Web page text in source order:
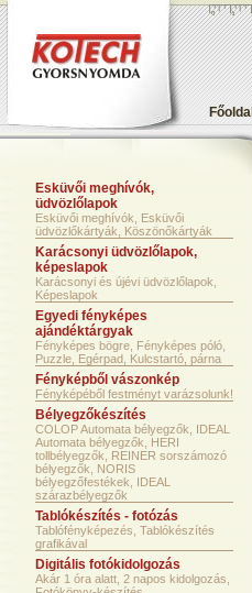
Főoldal
Esküvői meghívók,
üdvözlőlapok
Esküvői meghívók, Esküvői
üdvözlőkártyák, Köszönőkártyák
Karácsonyi üdvözlőlapok,
képeslapok
Karácsonyi és újévi üdvözlőlapok,
Képeslapok
Egyedi fényképes
ajándéktárgyak
Fényképes bögre, Fényképes póló,
Puzzle, Egérpad, Kulcstartó, párna
Fényképből vászonkép
Fényképéből festményt varázsolunk!
Bélyegzőkészítés
COLOP Automata bélyegzők, IDEAL
Automata bélyegzők, HERI
tollbélyegzők, REINER sorszámozó
bélyegzők, NORIS
bélyegzőfestékek, IDEAL
szárazbélyegzők
Tablókészítés - fotózás
Tablófényképezés, Tablókészítés
grafikával
Digitális fotókidolgozás
Akár 1 óra alatt, 2 napos kidolgozás,